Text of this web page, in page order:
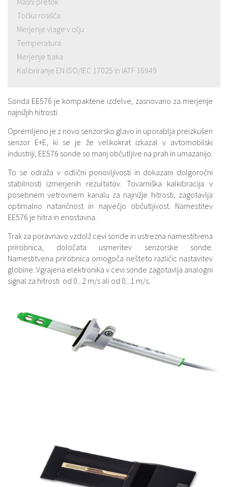
Točka rosišča
Merjenje vlage v olju
Temperatura
Merjenje tlaka
Kalibriranje EN ISO/IEC 17025 in IATF 16949
Sonda EE576 je kompaktene izdelve, zasnovano za merjenje
najnižjih hitrosti.
Opremljeno je z novo senzorsko glavo in uporablja preizkušen
senzor E+E, ki se je že velikokrat izkazal v avtomobilski
industriji, EE576 sonde so manj občutljive na prah in umazanijo.
To se odraža v odlični ponovljivosti in dokazani dolgoročni
stabilnosti izmerjenih rezultatov. Tovarniška kalkibracija v
posebnem vetrovnem kanalu za najnižje hitrosti, zagotavlja
optimalno natančnost in največjo občutljivost. Namestitev
EE576 je hitra in enostavna.
Trak za poravnavo vzdolž cevi sonde in ustrezna namestitvena
prirobnica, določata usmeritev senzorske sonde.
Namestitvena prirobnica omogoča nešteto različic nastavitev
globine. Vgrajena elektronika v cevi sonde zagotavlja analogni
signal za hitrosti od 0...2 m/s ali od 0...1 m/s.